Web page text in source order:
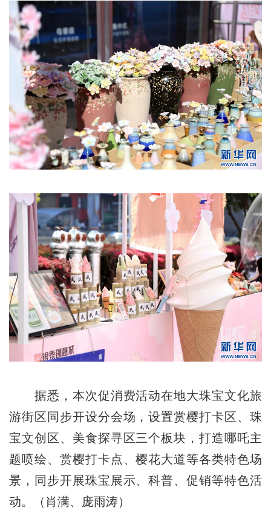
据悉，本次促消费活动在地大珠宝文化旅
游街区同步开设分会场，设置赏樱打卡区、珠
宝文创区、美食探寻区三个板块，打造哪吒主
题喷绘、赏樱打卡点、樱花大道等各类特色场
景，同步开展珠宝展示、科普、促销等特色活
动。（肖满、庞雨涛）